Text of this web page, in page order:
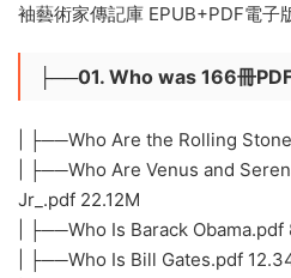
袖藝術家傳記庫 EPUB+PDF電子
├──01. Who was 166冊
| ├──Who Are the Rolling
| ├──Who Are Venus and
Jr_.pdf 22.12M
| ├──Who Is Barack Obama.pdf
| ├──Who Is Bill Gates.pdf